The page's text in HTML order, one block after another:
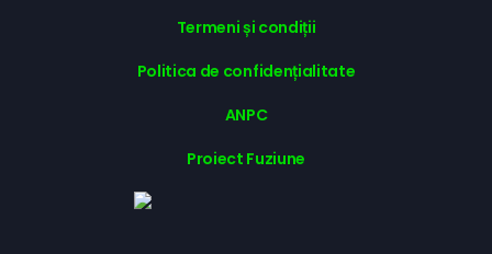
Termeni și condiții
Politica de confidențialitate
ANPC
Proiect Fuziune